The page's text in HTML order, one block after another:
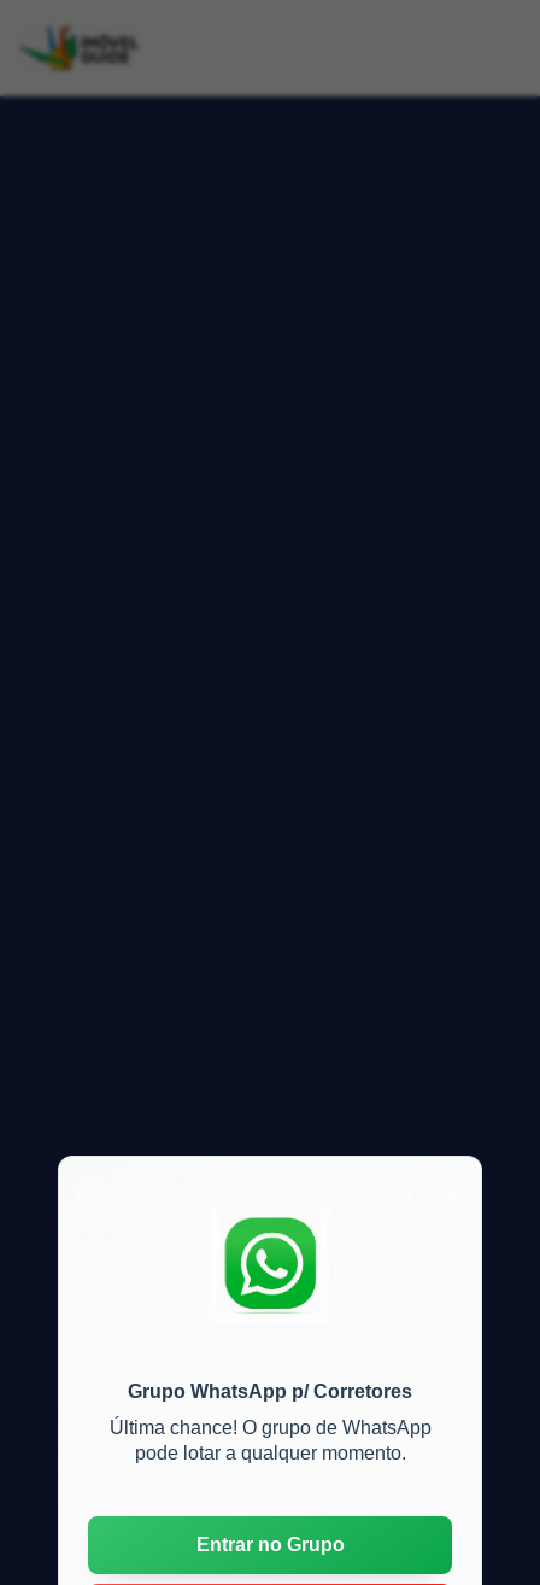
Grupo WhatsApp p/ Corretores
Última chance! O grupo de WhatsApp
pode lotar a qualquer momento.
Entrar no Grupo
imóvel
Quais cuidados devo tomar?